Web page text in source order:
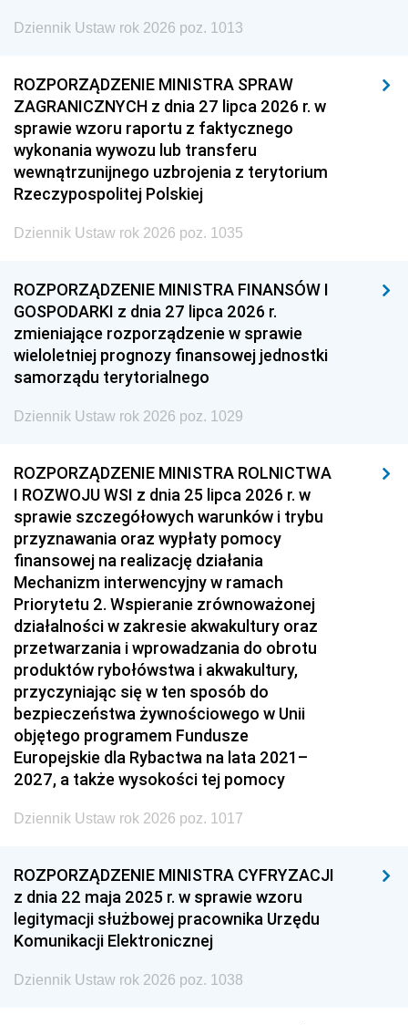
Dziennik Ustaw rok 2026 poz. 1013
ROZPORZĄDZENIE MINISTRA SPRAW
ZAGRANICZNYCH z dnia 27 lipca 2026 r. w
sprawie wzoru raportu z faktycznego
wykonania wywozu lub transferu
wewnątrzunijnego uzbrojenia z terytorium
Rzeczypospolitej Polskiej
Dziennik Ustaw rok 2026 poz. 1035
ROZPORZĄDZENIE MINISTRA FINANSÓW I
GOSPODARKI z dnia 27 lipca 2026 r.
zmieniające rozporządzenie w sprawie
wieloletniej prognozy finansowej jednostki
samorządu terytorialnego
Dziennik Ustaw rok 2026 poz. 1029
ROZPORZĄDZENIE MINISTRA ROLNICTWA
I ROZWOJU WSI z dnia 25 lipca 2026 r. w
sprawie szczegółowych warunków i trybu
przyznawania oraz wypłaty pomocy
finansowej na realizację działania
Mechanizm interwencyjny w ramach
Priorytetu 2. Wspieranie zrównoważonej
działalności w zakresie akwakultury oraz
przetwarzania i wprowadzania do obrotu
produktów rybołówstwa i akwakultury,
przyczyniając się w ten sposób do
bezpieczeństwa żywnościowego w Unii
objętego programem Fundusze
Europejskie dla Rybactwa na lata 2021–
2027, a także wysokości tej pomocy
Dziennik Ustaw rok 2026 poz. 1017
ROZPORZĄDZENIE MINISTRA CYFRYZACJI
z dnia 22 maja 2025 r. w sprawie wzoru
legitymacji służbowej pracownika Urzędu
Komunikacji Elektronicznej
Dziennik Ustaw rok 2026 poz. 1038